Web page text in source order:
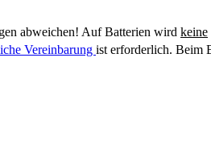
abweichen! Auf Batterien wird keine
Vereinbarung ist erforderlich. Beim